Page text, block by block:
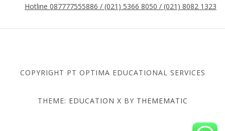
Hotline 087777555886 / (021) 5366 8050 / (021) 8082 1323
COPYRIGHT PT OPTIMA EDUCATIONAL SERVICES
THEME: EDUCATION X BY THEMEMATIC